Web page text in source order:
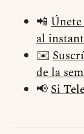
📲
al
✉️
de la
📢Si